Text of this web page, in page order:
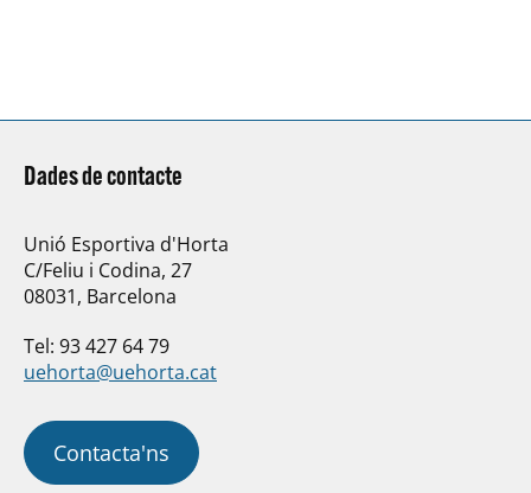
Dades de contacte
Unió Esportiva d'Horta
C/Feliu i Codina, 27
08031, Barcelona
Tel: 93 427 64 79
uehorta@uehorta.cat
Contacta'ns